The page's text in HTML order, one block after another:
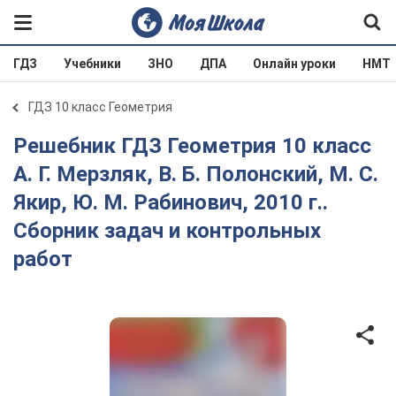
ГДЗ Учебники ЗНО ДПА Онлайн уроки НМТ
ГДЗ 10 класс Геометрия
Решебник ГДЗ Геометрия 10 класс
А. Г. Мерзляк, В. Б. Полонский, М. С.
Якир, Ю. М. Рабинович, 2010 г..
Сборник задач и контрольных
работ